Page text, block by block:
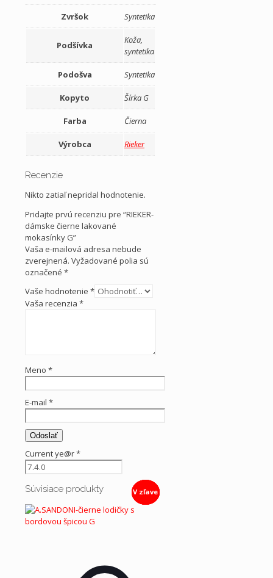
Zvršok Syntetika
Podšívka
Koža,
syntetika
Podošva Syntetika
Kopyto Šírka G
Farba Čierna
Výrobca Rieker
Recenzie
Nikto zatiaľ nepridal hodnotenie.
Pridajte prvú recenziu pre “RIEKER-
dámske čierne lakované
mokasínky G”
Vaša e-mailová adresa nebude
zverejnená. Vyžadované polia sú
označené *
Vaše hodnotenie *
Vaša recenzia *
Meno *
E-mail *
Current ye@r*
Súvisiace produkty V zľave
V zľave
V zľave
V zľave